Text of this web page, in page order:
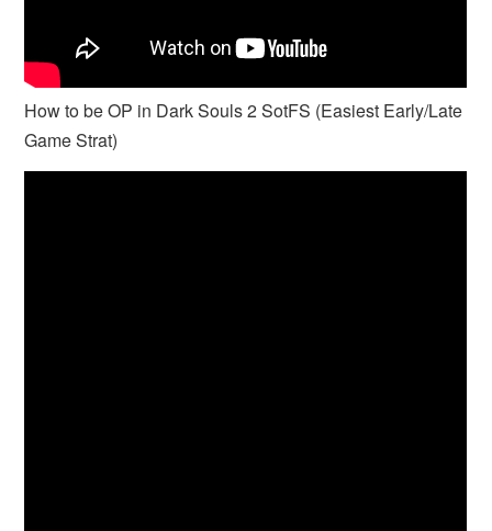
How to be OP in Dark Souls 2 SotFS (Easiest Early/Late
Game Strat)